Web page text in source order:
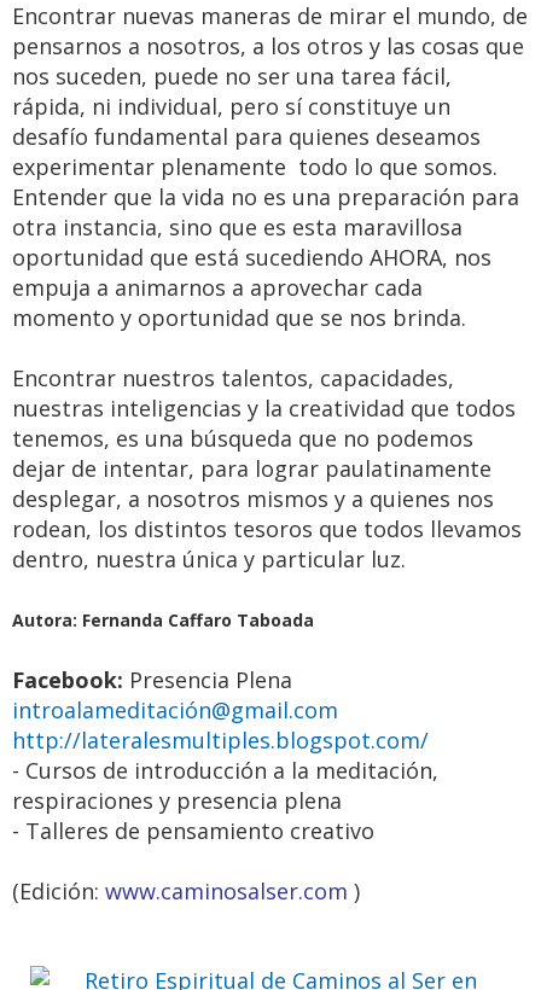
Encontrar nuevas maneras de mirar el mundo, de
pensarnos a nosotros, a los otros y las cosas que
nos suceden, puede no ser una tarea fácil,
rápida, ni individual, pero sí constituye un
desafío fundamental para quienes deseamos
experimentar plenamente todo lo que somos.
Entender que la vida no es una preparación para
otra instancia, sino que es esta maravillosa
oportunidad que está sucediendo AHORA, nos
empuja a animarnos a aprovechar cada
momento y oportunidad que se nos brinda.
Encontrar nuestros talentos, capacidades,
nuestras inteligencias y la creatividad que todos
tenemos, es una búsqueda que no podemos
dejar de intentar, para lograr paulatinamente
desplegar, a nosotros mismos y a quienes nos
rodean, los distintos tesoros que todos llevamos
dentro, nuestra única y particular luz.
Autora: Fernanda Caffaro Taboada
Facebook: Presencia Plena
introalameditación@gmail.com
http://lateralesmultiples.blogspot.com/
- Cursos de introducción a la meditación,
respiraciones y presencia plena
- Talleres de pensamiento creativo
(Edición: www.caminosalser.com )
Retiro Espiritual de Caminos al
Ser en Capilla del Monte,
Ven a pasar unos días